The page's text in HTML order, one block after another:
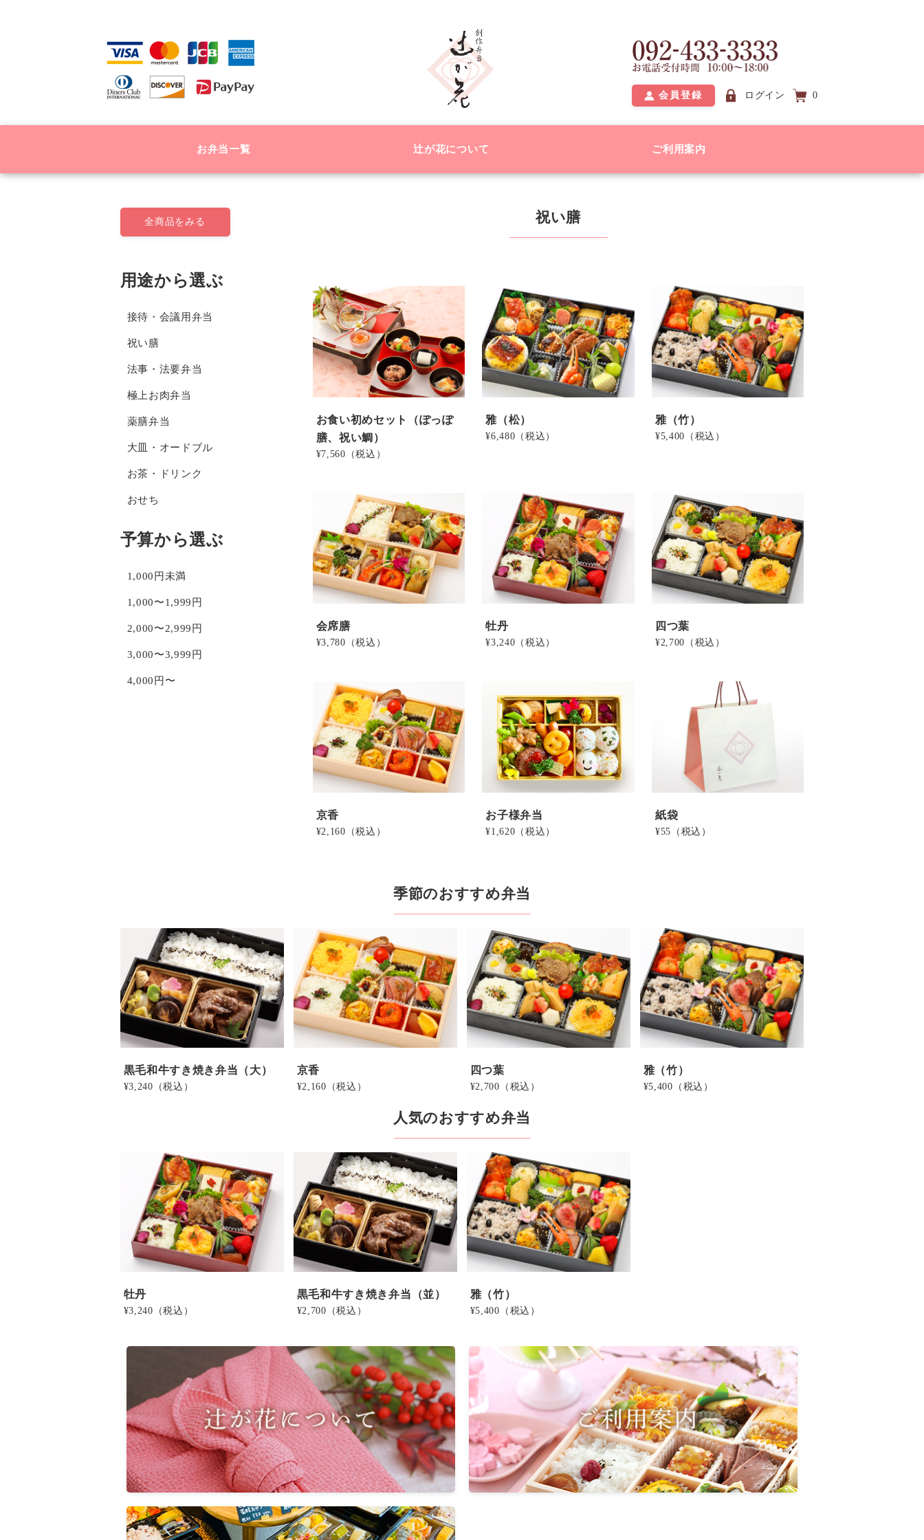
会員登録 ログイン 0
お弁当一覧 辻が花について ご利用案内
全商品をみる
用途から選ぶ
接待・会議用弁当
祝い膳
法事・法要弁当
極上お肉弁当
薬膳弁当
大皿・オードブル
お茶・ドリンク
おせち
予算から選ぶ
1,000円未満
1,000〜1,999円
2,000〜2,999円
3,000〜3,999円
4,000円〜
祝い膳
お食い初めセット（ぽっぽ
膳、祝い鯛）
¥7,560 （税込）
雅（松）
¥6,480 （税込）
雅（竹）
¥5,400 （税込）
会席膳
¥3,780 （税込）
牡丹
¥3,240 （税込）
四つ葉
¥2,700 （税込）
京香
¥2,160 （税込）
お子様弁当
¥1,620 （税込）
紙袋
¥55 （税込）
季節のおすすめ弁当
黒毛和牛すき焼き弁当（大）
¥3,240 （税込）
京香
¥2,160 （税込）
四つ葉
¥2,700 （税込）
雅（竹）
¥5,400 （税込）
人気のおすすめ弁当
牡丹
¥3,240 （税込）
黒毛和牛すき焼き弁当（並）
¥2,700 （税込）
雅（竹）
¥5,400 （税込）